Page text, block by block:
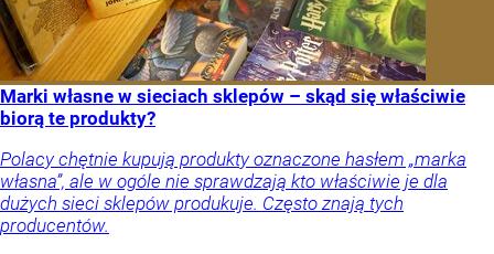
Marki własne w sieciach sklepów – skąd się właściwie
biorą te produkty?
Polacy chętnie kupują produkty oznaczone hasłem „marka
własna”, ale w ogóle nie sprawdzają kto właściwie je dla
dużych sieci sklepów produkuje. Często znają tych
producentów.